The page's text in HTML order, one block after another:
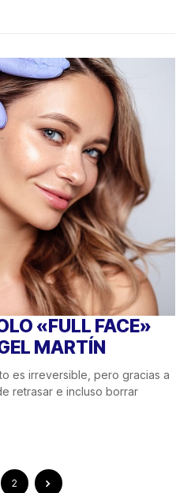
«FULL FACE»
MARTÍN
es irreversible, pero gracias a
retrasar e incluso borrar
2